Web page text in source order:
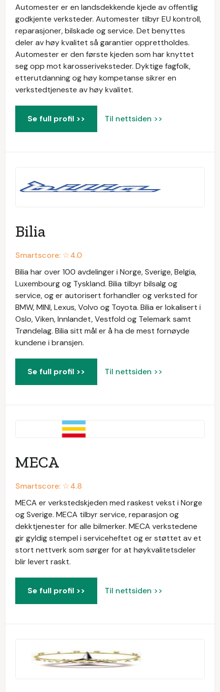
Automester er en landsdekkende kjede av offentlig
godkjente verksteder. Automester tilbyr EU kontroll,
reparasjoner, bilskade og service. Det benyttes
deler av høy kvalitet så garantier opprettholdes.
Automester er den første kjeden som har knyttet
seg opp mot karosseriveksteder. Dyktige fagfolk,
etterutdanning og høy kompetanse sikrer en
verkstedtjeneste av høy kvalitet.
Se full profil >> Til nettsiden >>
Bilia
Smartscore: ☆4.0
Bilia har over 100 avdelinger i Norge, Sverige, Belgia,
Luxembourg og Tyskland. Bilia tilbyr bilsalg og
service, og er autorisert forhandler og verksted for
BMW, MINI, Lexus, Volvo og Toyota. Bilia er lokalisert i
Oslo, Viken, Innlandet, Vestfold og Telemark samt
Trøndelag. Bilia sitt mål er å ha de mest fornøyde
kundene i bransjen.
Se full profil >> Til nettsiden >>
MECA
Smartscore: ☆4.8
MECA er verkstedskjeden med raskest vekst i Norge
og Sverige. MECA tilbyr service, reparasjon og
dekktjenester for alle bilmerker. MECA verkstedene
gir gyldig stempel i serviceheftet og er støttet av et
stort nettverk som sørger for at høykvalitetsdeler
blir levert raskt.
Se full profil >> Til nettsiden >>